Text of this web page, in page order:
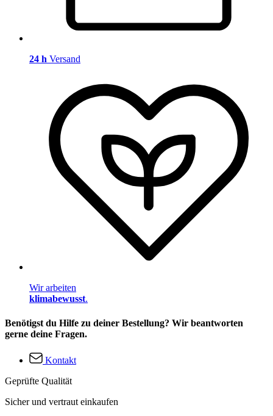
24 h Versand
Wir arbeiten
klimabewusst.
Benötigst du Hilfe zu deiner Bestellung? Wir beantworten
gerne deine Fragen.
Kontakt
Geprüfte Qualität
Sicher und vertraut einkaufen